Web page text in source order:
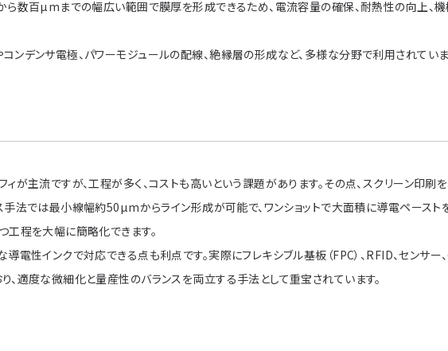
ら数百µmまでの幅広い範囲で膜厚を形成できるため、電流容量の確保、耐熱性の向上、
ンデンサ電極、パワーモジュールの配線、絶縁層の形成など、多様な分野で利用されていま
ィが主流ですが、工程が多く、コストも高いという課題があります。その点、スクリーン印刷
手法では最小線幅約50µmからライン形成が可能で、ワンショットで大面積に導電ペースト
工程を大幅に簡略化できます。
電性インクで対応できる点も利点です。実際にフレキシブル基板（FPC）、RFID、センサー
、適度な微細化と量産性のバランスを両立する手法として重宝されています。